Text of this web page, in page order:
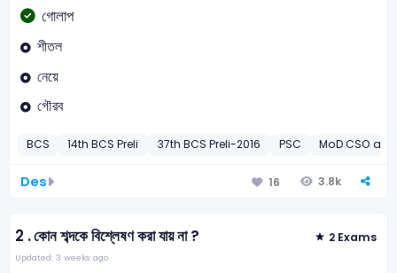
গোলাপ
শীতল
নেয়ে
গৌরব
BCS 14th BCS Preli 37th BCS Preli-2016 PSC MoD CSO
Des 16 3.8k
2 .কোন শব্দকে বিশ্লেষণ করা যায় না ? 2 Exams
Updated: 3 weeks ago